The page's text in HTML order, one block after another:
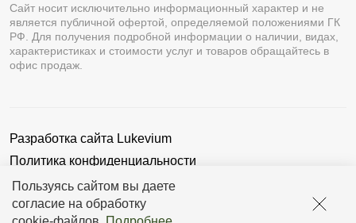
Пользуясь сайтом вы даете
согласие на обработку
Этот вариант относится к двустороннему виду.
«Модерн» имеет форму профиля «домик». Благодаря
этому, ограждение является двусторонним, то есть
что придает забору объемность и солидность.
Ламели в конструкции расположены в горизонтальном
положении. Так как высоту элементов выбирает
заказчик, это дает возможность создать свой
Сайт носит исключительно информационный характер и не
является публичной офертой, определяемой положениями ГК
РФ. Для получения подробной информации о наличии, видах,
характеристиках и стоимости услуг и товаров обращайтесь в
офис продаж.
Разработка сайта Lukevium
Политика конфиденциальности
Пользовательское соглашение